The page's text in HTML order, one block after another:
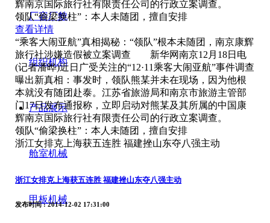
厂容厂貌
组织机构
产品展示
舱室机械
甲板机械
辉南京国际旅行社有限责任公司的行政立案调查。
领队“偷梁换柱”：本人未随团，擅自安排
查看详情
“乘客大闹亚航”真相揭秘：“领队”根本未随团，南京康辉
旅行社涉嫌造假被立案调查 新华网南京12月18日电
(记者潘晔)近日广受关注的“12·11乘客大闹亚航”事件调查
曝出新真相：事发时，领队熊某并未在现场，因为他根
本就没有随团赴泰。江苏省旅游局和南京市旅游主管部
门17日发布通报称，立即启动对熊某及其所属的中国康
辉南京国际旅行社有限责任公司的行政立案调查。
领队“偷梁换柱”：本人未随团，擅自安排
浙江女排克上海获五连胜 福建挫山东夺八强主动
浙江女排克上海获五连胜 福建挫山东夺八强主动
发布时间: 2014-12-02 17:31:00